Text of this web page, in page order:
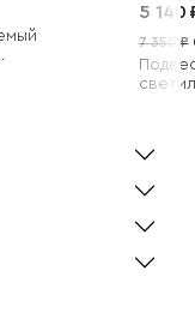
5 140
7 350 ₽